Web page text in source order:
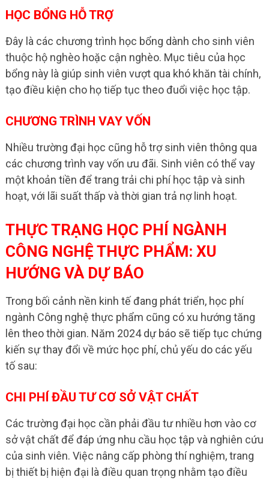
HỌC BỔNG HỖ TRỢ
Đây là các chương trình học bổng dành cho sinh viên
thuộc hộ nghèo hoặc cận nghèo. Mục tiêu của học
bổng này là giúp sinh viên vượt qua khó khăn tài chính,
tạo điều kiện cho họ tiếp tục theo đuổi việc học tập.
CHƯƠNG TRÌNH VAY VỐN
Nhiều trường đại học cũng hỗ trợ sinh viên thông qua
các chương trình vay vốn ưu đãi. Sinh viên có thể vay
một khoản tiền để trang trải chi phí học tập và sinh
hoạt, với lãi suất thấp và thời gian trả nợ linh hoạt.
THỰC TRẠNG HỌC PHÍ NGÀNH
CÔNG NGHỆ THỰC PHẨM: XU
HƯỚNG VÀ DỰ BÁO
Trong bối cảnh nền kinh tế đang phát triển, học phí
ngành Công nghệ thực phẩm cũng có xu hướng tăng
lên theo thời gian. Năm 2024 dự báo sẽ tiếp tục chứng
kiến sự thay đổi về mức học phí, chủ yếu do các yếu
tố sau:
CHI PHÍ ĐẦU TƯ CƠ SỞ VẬT CHẤT
Các trường đại học cần phải đầu tư nhiều hơn vào cơ
sở vật chất để đáp ứng nhu cầu học tập và nghiên cứu
của sinh viên. Việc nâng cấp phòng thí nghiệm, trang
bị thiết bị hiện đại là điều quan trọng nhằm tạo điều